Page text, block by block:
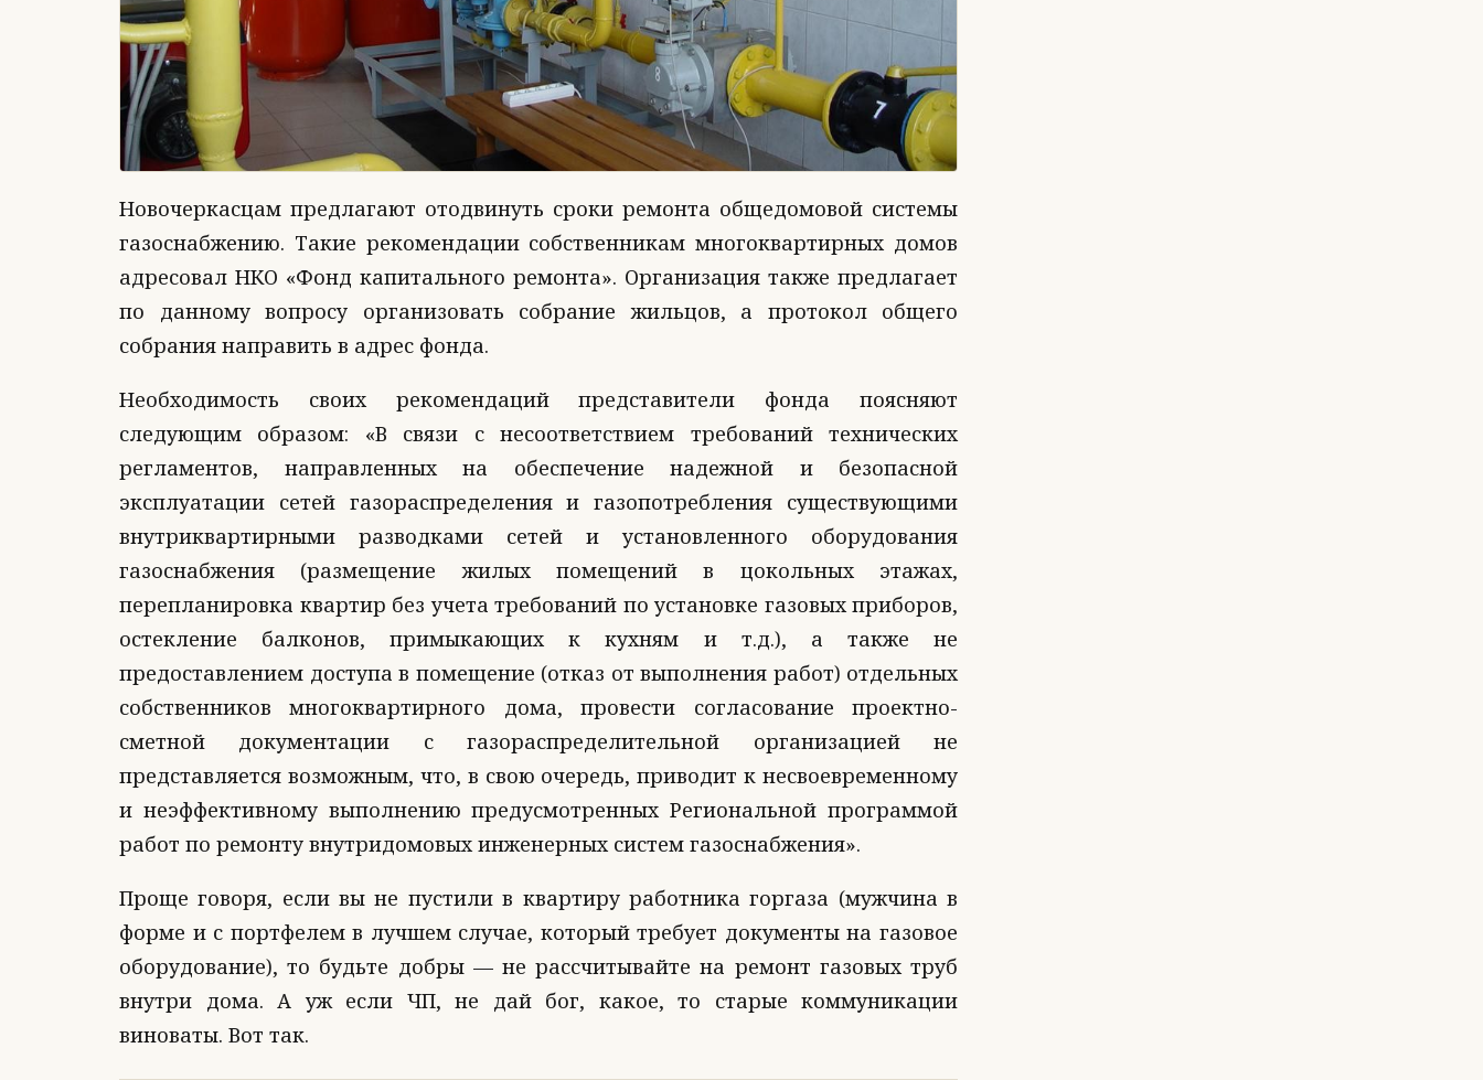
Новочеркасцам предлагают отодвинуть сроки ремонта общедомовой системы
газоснабжению. Такие рекомендации собственникам многоквартирных домов
адресовал НКО «Фонд капитального ремонта». Организация также предлагает
по данному вопросу организовать собрание жильцов, а протокол общего
собрания направить в адрес фонда.
Необходимость своих рекомендаций представители фонда поясняют
следующим образом: «В связи с несоответствием требований технических
регламентов, направленных на обеспечение надежной и безопасной
эксплуатации сетей газораспределения и газопотребления существующими
внутриквартирными разводками сетей и установленного оборудования
газоснабжения (размещение жилых помещений в цокольных этажах,
перепланировка квартир без учета требований по установке газовых приборов,
остекление балконов, примыкающих к кухням и т.д.), а также не
предоставлением доступа в помещение (отказ от выполнения работ) отдельных
собственников многоквартирного дома, провести согласование проектно-
сметной документации с газораспределительной организацией не
представляется возможным, что, в свою очередь, приводит к несвоевременному
и неэффективному выполнению предусмотренных Региональной программой
работ по ремонту внутридомовых инженерных систем газоснабжения».
Проще говоря, если вы не пустили в квартиру работника горгаза (мужчина в
форме и с портфелем в лучшем случае, который требует документы на газовое
оборудование), то будьте добры — не рассчитывайте на ремонт газовых труб
внутри дома. А уж если ЧП, не дай бог, какое, то старые коммуникации
виноваты. Вот так.